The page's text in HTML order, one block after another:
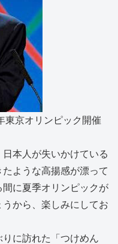
東京オリンピック開催
本人が失いかけている
ような高揚感が漂って
に夏季オリンピックが
から、楽しみにしてお
に訪れた「つけめん